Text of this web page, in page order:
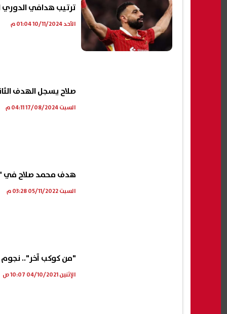
ترتيب هدافي الدوري
الأحد 10/11/2024 01:04 م
صلاح يسجل الهدف
السبت 17/08/2024 04:11 م
هدف محمد صلاح في
السبت 05/11/2022 03:28 م
"من كوكب آخر".. نجوم
الإثنين 04/10/2021 10:07 ص